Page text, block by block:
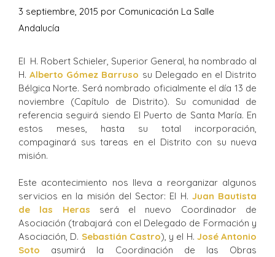
3 septiembre, 2015 por Comunicación La Salle
Andalucía
El H. Robert Schieler, Superior General, ha nombrado al
H.Alberto Gómez Barruso su Delegado en el Distrito
Bélgica Norte. Será nombrado oficialmente el día 13 de
noviembre (Capítulo de Distrito). Su comunidad de
referencia seguirá siendo El Puerto de Santa María. En
estos meses, hasta su total incorporación,
compaginará sus tareas en el Distrito con su nueva
misión.
Este acontecimiento nos lleva a reorganizar algunos
servicios en la misión del Sector: El H. Juan Bautista
de las Heras será el nuevo Coordinador de
Asociación (trabajará con el Delegado de Formación y
Asociación, D. Sebastián Castro), y el H. José Antonio
Soto asumirá la Coordinación de las Obras